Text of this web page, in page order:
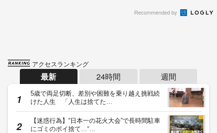
Recommended by
アクセスランキング
最新 24時間 週間
5歳で両足切断、差別や困難を乗り越え挑戦続
けた人生 「人生は捨てた…
【迷惑行為】“日本一の花火大会”で長時間駐車
にゴミのポイ捨て…“…